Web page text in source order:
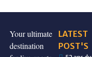
Your ultimate
destination
LATEST
POST'S